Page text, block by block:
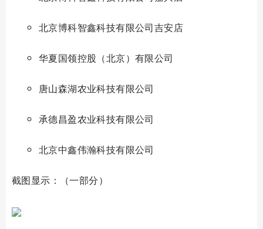
北京博科智鑫科技有限公司吉安店
华夏国领控股（北京）有限公司
唐山森湖农业科技有限公司
承德昌盈农业科技有限公司
北京中鑫伟瀚科技有限公司
截图显示：（一部分）